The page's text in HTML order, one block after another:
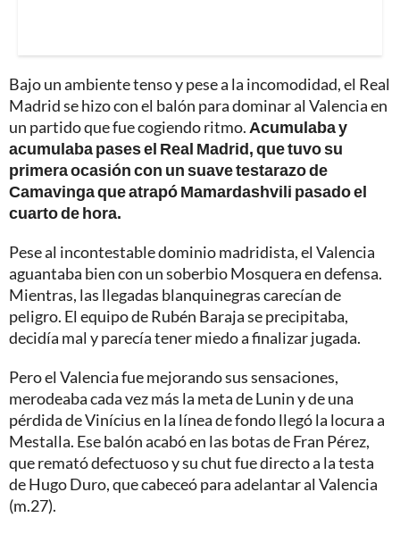
Bajo un ambiente tenso y pese a la incomodidad, el Real
Madrid se hizo con el balón para dominar al Valencia en
un partido que fue cogiendo ritmo. Acumulaba y
acumulaba pases el Real Madrid, que tuvo su
primera ocasión con un suave testarazo de
Camavinga que atrapó Mamardashvili pasado el
cuarto de hora.
Pese al incontestable dominio madridista, el Valencia
aguantaba bien con un soberbio Mosquera en defensa.
Mientras, las llegadas blanquinegras carecían de
peligro. El equipo de Rubén Baraja se precipitaba,
decidía mal y parecía tener miedo a finalizar jugada.
Pero el Valencia fue mejorando sus sensaciones,
merodeaba cada vez más la meta de Lunin y de una
pérdida de Vinícius en la línea de fondo llegó la locura a
Mestalla. Ese balón acabó en las botas de Fran Pérez,
que remató defectuoso y su chut fue directo a la testa
de Hugo Duro, que cabeceó para adelantar al Valencia
(m.27).